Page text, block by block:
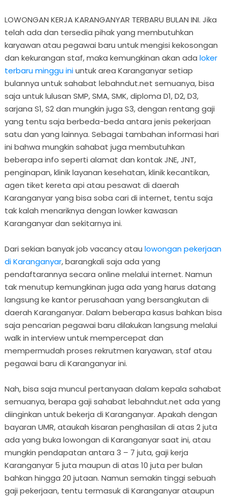
LOWONGAN KERJA KARANGANYAR TERBARU BULAN INI. Jika
telah ada dan tersedia pihak yang membutuhkan
karyawan atau pegawai baru untuk mengisi kekosongan
dan kekurangan staf, maka kemungkinan akan ada loker
terbaru minggu iniuntuk area Karanganyar setiap
bulannya untuk sahabat lebahndut.net semuanya, bisa
saja untuk lulusan SMP, SMA, SMK, diploma D1, D2, D3,
sarjana S1, S2 dan mungkin juga S3, dengan rentang gaji
yang tentu saja berbeda-beda antara jenis pekerjaan
satu dan yang lainnya. Sebagai tambahan informasi hari
ini bahwa mungkin sahabat juga membutuhkan
beberapa info seperti alamat dan kontak JNE, JNT,
penginapan, klinik layanan kesehatan, klinik kecantikan,
agen tiket kereta api atau pesawat di daerah
Karanganyar yang bisa soba cari di internet, tentu saja
tak kalah menariknya dengan lowker kawasan
Karanganyar dan sekitarnya ini.
Dari sekian banyak job vacancy atau lowongan pekerjaan
di Karanganyar, barangkali saja ada yang
pendaftarannya secara online melalui internet. Namun
tak menutup kemungkinan juga ada yang harus datang
langsung ke kantor perusahaan yang bersangkutan di
daerah Karanganyar. Dalam beberapa kasus bahkan bisa
saja pencarian pegawai baru dilakukan langsung melalui
walk in interview untuk mempercepat dan
mempermudah proses rekrutmen karyawan, staf atau
pegawai baru di Karanganyar ini.
Nah, bisa saja muncul pertanyaan dalam kepala sahabat
semuanya, berapa gaji sahabat lebahndut.net ada yang
diinginkan untuk bekerja di Karanganyar. Apakah dengan
bayaran UMR, ataukah kisaran penghasilan di atas 2 juta
ada yang buka lowongan di Karanganyar saat ini, atau
mungkin pendapatan antara 3 – 7 juta, gaji kerja
Karanganyar 5 juta maupun di atas 10 juta per bulan
bahkan hingga 20 jutaan. Namun semakin tinggi sebuah
gaji pekerjaan, tentu termasuk di Karanganyar ataupun